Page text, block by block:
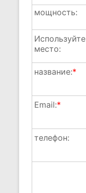
мощность:
Используйте
место:
название:*
Email:*
телефон: